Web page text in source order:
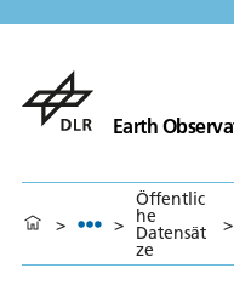
Earth
> >
Öffentlic
he
Datensät
ze
>